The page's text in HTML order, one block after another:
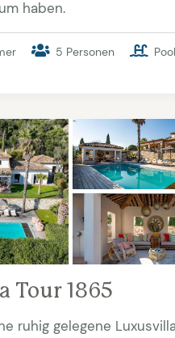
haben.
5 Personen
Pool
Tour 1865
ruhig gelegene